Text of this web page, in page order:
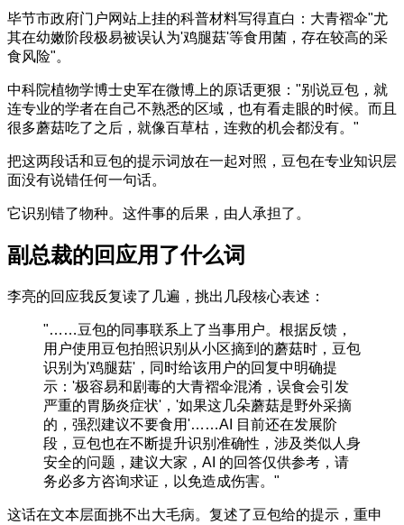
毕节市政府门户网站上挂的科普材料写得直白：大青褶伞"尤
其在幼嫩阶段极易被误认为'鸡腿菇'等食用菌，存在较高的采
食风险"。
中科院植物学博士史军在微博上的原话更狠："别说豆包，就
连专业的学者在自己不熟悉的区域，也有看走眼的时候。而且
很多蘑菇吃了之后，就像百草枯，连救的机会都没有。"
把这两段话和豆包的提示词放在一起对照，豆包在专业知识层
面没有说错任何一句话。
它识别错了物种。这件事的后果，由人承担了。
副总裁的回应用了什么词
李亮的回应我反复读了几遍，挑出几段核心表述：
"……豆包的同事联系上了当事用户。根据反馈，
用户使用豆包拍照识别从小区摘到的蘑菇时，豆包
识别为'鸡腿菇'，同时给该用户的回复中明确提
示：'极容易和剧毒的大青褶伞混淆，误食会引发
严重的胃肠炎症状'，'如果这几朵蘑菇是野外采摘
的，强烈建议不要食用'……AI 目前还在发展阶
段，豆包也在不断提升识别准确性，涉及类似人身
安全的问题，建议大家，AI 的回答仅供参考，请
务必多方咨询求证，以免造成伤害。"
这话在文本层面挑不出大毛病。复述了豆包给的提示，重申